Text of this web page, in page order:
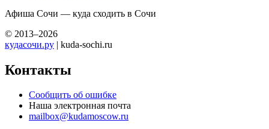
Афиша Сочи — куда сходить в Сочи
© 2013–2026
кудасочи.ру | kuda-sochi.ru
Контакты
Сообщить об ошибке
Наша электронная почта
mailbox@kudamoscow.ru